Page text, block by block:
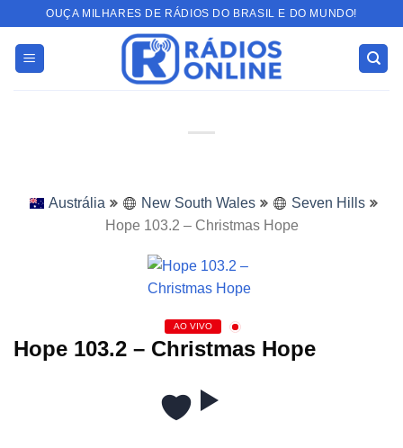
content
OUÇA MILHARES DE RÁDIOS DO BRASIL E DO MUNDO!
Austrália New South Wales
Seven Hills
Hope 103.2 – Christmas Hope
AO VIVO
Hope 103.2 – Christmas Hope